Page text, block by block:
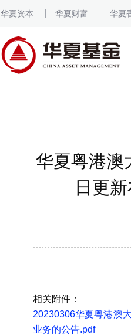
华夏资本 华夏财富 华夏
华夏粤港澳
日更
相关附件：
20230306华夏粤港澳
业务的公告.pdf